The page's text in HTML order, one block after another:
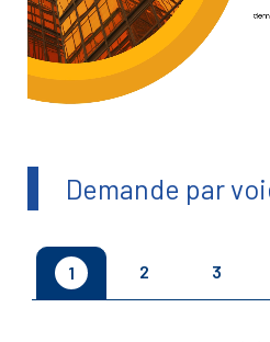
Demande par
1 2 3